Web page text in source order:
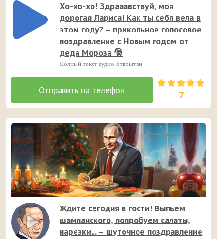
Хо-хо-хо! Здрааавствуй, моя
дорогая Лариса! Как ты себя вела в
этом году? – прикольное голосовое
поздравление с Новым годом от
деда Мороза 🎅
Полный текст аудио-открытки
7
Ждите сегодня в гости! Выпьем
шампанского, попробуем салаты,
нарезки... – шуточное поздравление